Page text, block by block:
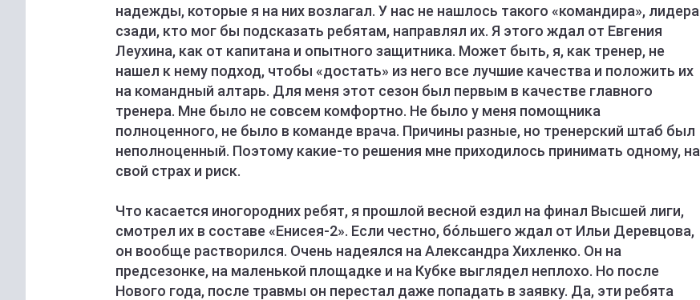
надежды, которые я на них возлагал. У нас не нашлось такого «командира», лидера
сзади, кто мог бы подсказать ребятам, направлял их. Я этого ждал от Евгения
Леухина, как от капитана и опытного защитника. Может быть, я, как тренер, не
нашел к нему подход, чтобы «достать» из него все лучшие качества и положить их
на командный алтарь. Для меня этот сезон был первым в качестве главного
тренера. Мне было не совсем комфортно. Не было у меня помощника
полноценного, не было в команде врача. Причины разные, но тренерский штаб был
неполноценный. Поэтому какие-то решения мне приходилось принимать одному, на
свой страх и риск.
Что касается иногородних ребят, я прошлой весной ездил на финал Высшей лиги,
смотрел их в составе «Енисея-2». Если честно, бóльшего ждал от Ильи Деревцова,
он вообще растворился. Очень надеялся на Александра Хихленко. Он на
предсезонке, на маленькой площадке и на Кубке выглядел неплохо. Но после
Нового года, после травмы он перестал даже попадать в заявку. Да, эти ребята